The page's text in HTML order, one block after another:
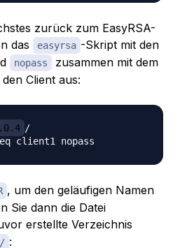
zurück zum EasyRSA-
das
easyrsa -Skript mit den
nopass
zusammen mit dem
Client aus:
, um den geläufigen Namen
Sie dann die Datei
erstellte Verzeichnis
: